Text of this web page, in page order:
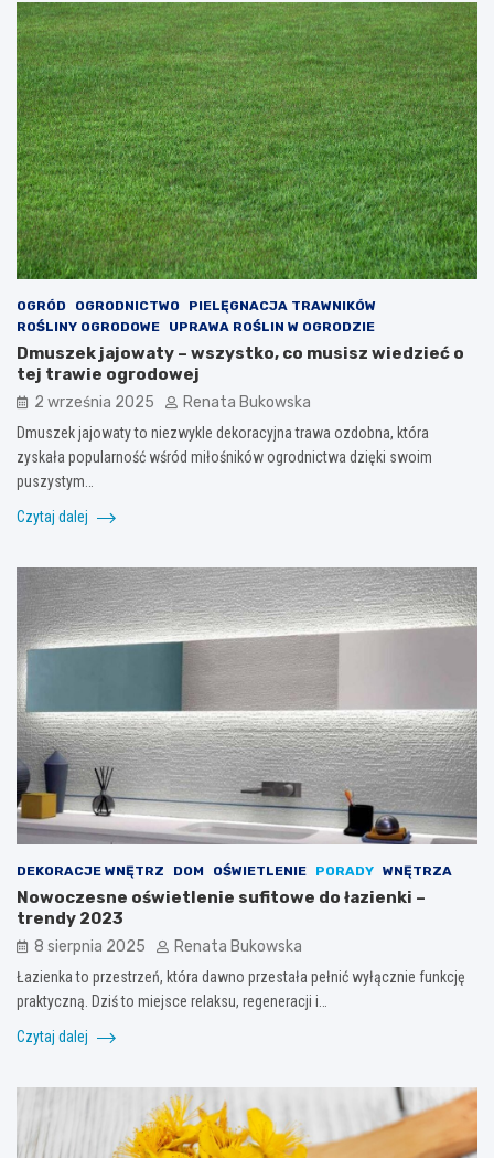
OGRÓD OGRODNICTWO
PIELĘGNACJA TRAWNIKÓW
ROŚLINY OGRODOWE
UPRAWA ROŚLIN W OGRODZIE
Dmuszek jajowaty – wszystko, co musisz wiedzieć o
tej trawie ogrodowej
2 września 2025 Renata Bukowska
Dmuszek jajowaty to niezwykle dekoracyjna trawa ozdobna, która
zyskała popularność wśród miłośników ogrodnictwa dzięki swoim
puszystym…
Czytaj dalej
DEKORACJE WNĘTRZ DOM OŚWIETLENIE PORADY WNĘTRZA
Nowoczesne oświetlenie sufitowe do łazienki –
trendy 2023
8 sierpnia 2025 Renata Bukowska
Łazienka to przestrzeń, która dawno przestała pełnić wyłącznie funkcję
praktyczną. Dziś to miejsce relaksu, regeneracji i…
Czytaj dalej